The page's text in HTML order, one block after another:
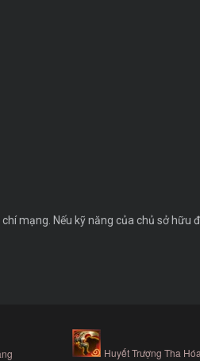
mạng. Nếu kỹ năng của chủ sở
Huyết Trượng Tha Hóa